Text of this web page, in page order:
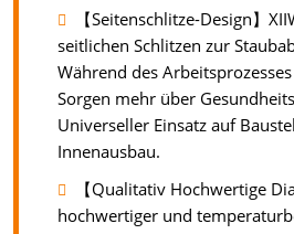
【Seitenschlitze-Design】
seitlichen Schlitzen zur
Während des
Sorgen mehr über
Universeller Einsatz auf
Innenausbau.
【Qualitativ Hochwertige
hochwertiger und